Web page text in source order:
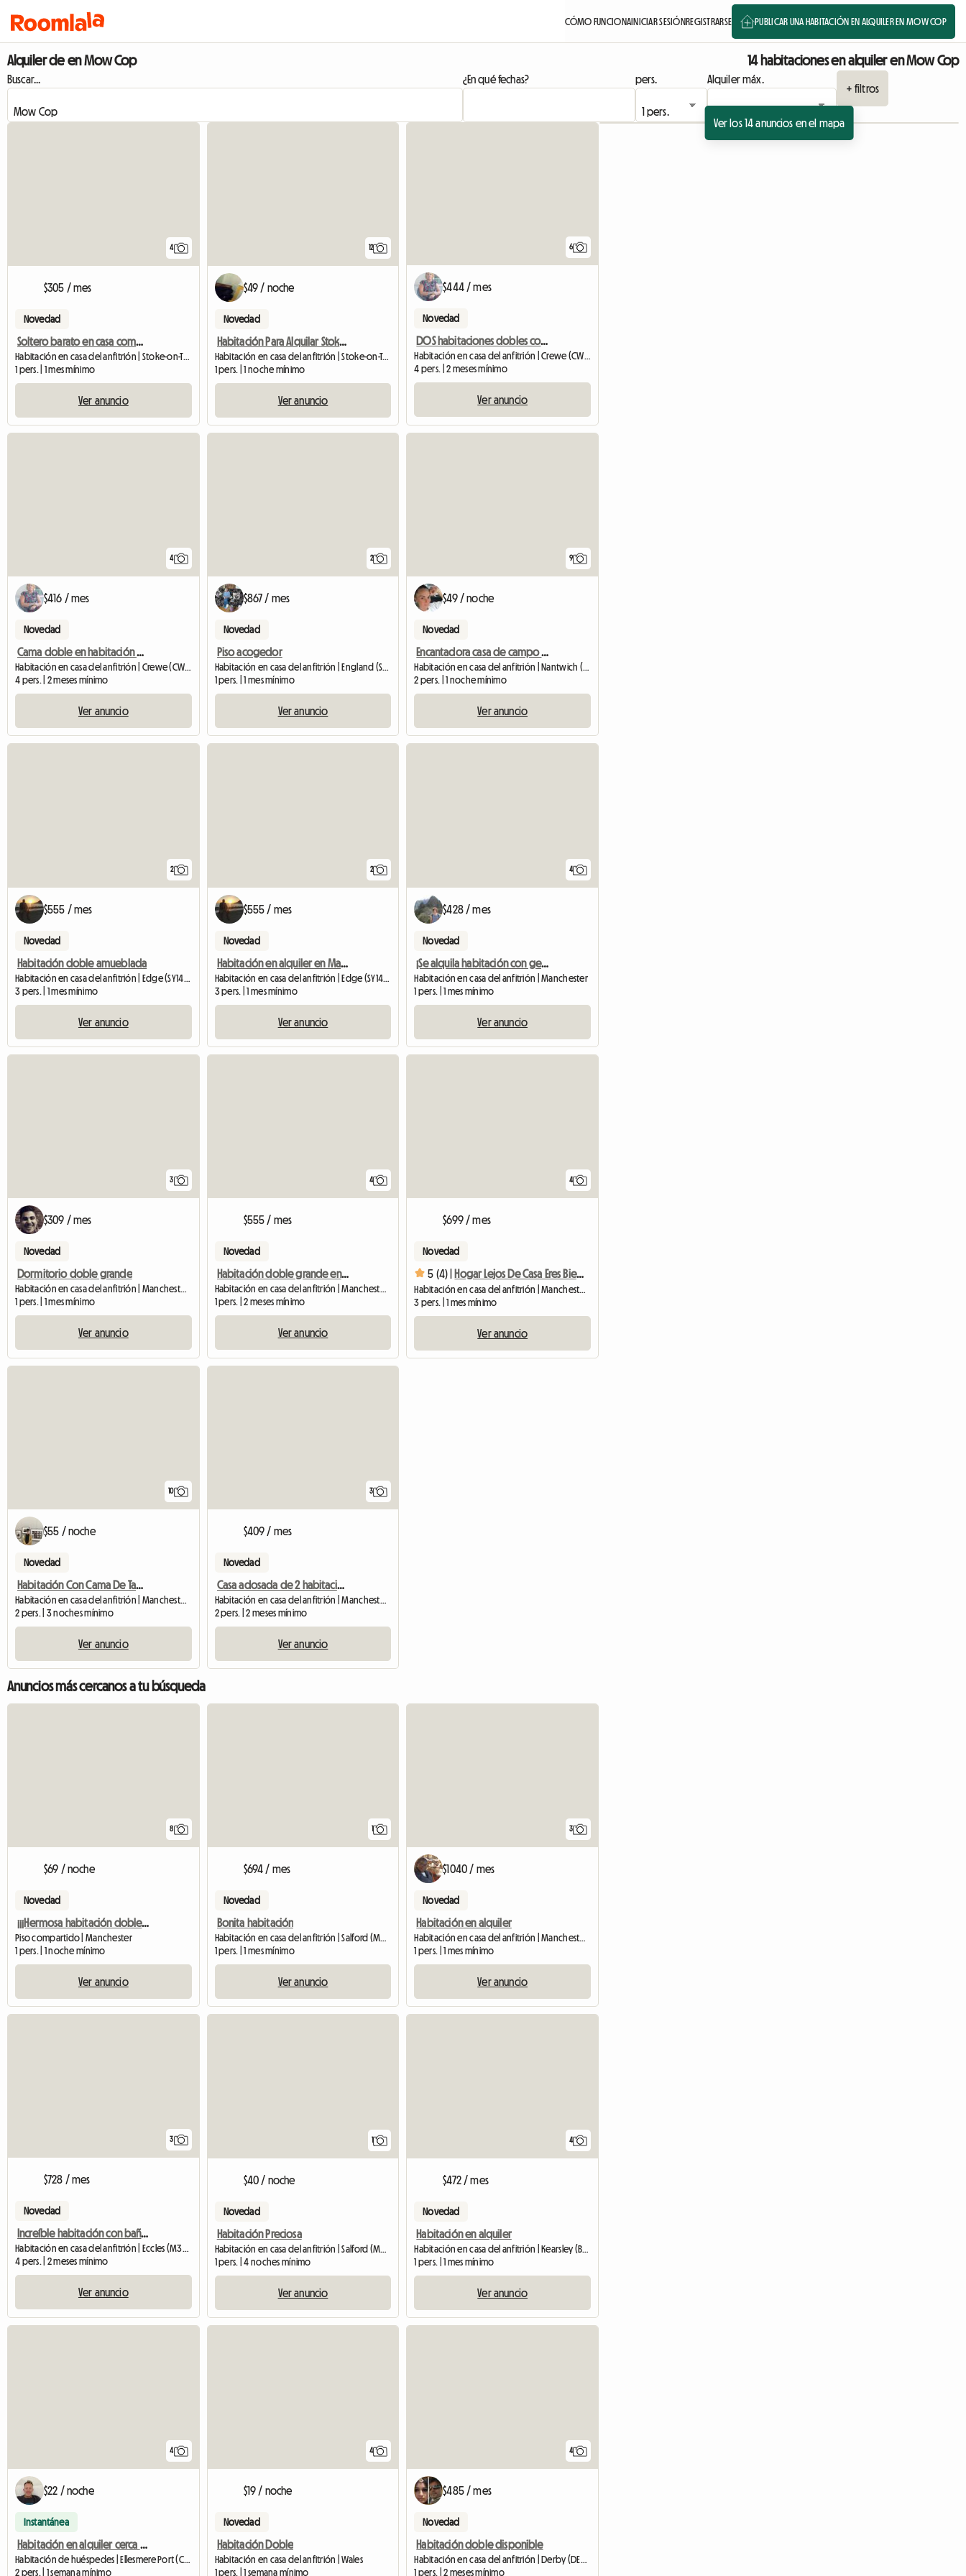
CÓMO FUNCIONAINICIAR SESIÓNREGISTRARSE PUBLICAR UNA HABITACIÓN EN ALQUILER EN MOW COP
Alquiler de en Mow Cop 14 habitaciones en alquiler en Mow Cop
Buscar... ¿En qué fechas? pers.
Alquiler máx.
+ filtros
Ver los 14 anuncios en el mapa
4
$305 / mes
Novedad
Soltero barato en casa compartida acogedora
Habitación en casa del anfitrión | Stoke-on-Trent (ST6 1LW)
1 pers. | 1 mes mínimo
Ver anuncio
12
$49 / noche
Novedad
Habitación Para Alquilar Stoke On Trent
Habitación en casa del anfitrión | Stoke-on-Trent (ST6 1HE)
1 pers. | 1 noche mínimo
Ver anuncio
6
$444 / mes
Novedad
DOS habitaciones dobles con TV de pantalla plana
Habitación en casa del anfitrión | Crewe (CW2 7HL)
4 pers. | 2 meses mínimo
Ver anuncio
4
$416 / mes
Novedad
Cama doble en habitación de uso individual.
Habitación en casa del anfitrión | Crewe (CW2 7HL)
4 pers. | 2 meses mínimo
Ver anuncio
2
$867 / mes
Novedad
Piso acogedor
Habitación en casa del anfitrión | England (SK9 7SP)
1 pers. | 1 mes mínimo
Ver anuncio
9
$49 / noche
Novedad
Encantadora casa de campo con carácter junto al canal
Habitación en casa del anfitrión | Nantwich (CW5 6BA)
2 pers. | 1 noche mínimo
Ver anuncio
2
$555 / mes
Novedad
Habitación doble amueblada
3 pers. | 1 mes mínimo
Ver anuncio
2
$555 / mes
Novedad
Habitación en alquiler en Malpas
3 pers. | 1 mes mínimo
Ver anuncio
4
$428 / mes
Novedad
¡Se alquila habitación con gente amable!
Habitación en casa del anfitrión | Manchester
1 pers. | 1 mes mínimo
Ver anuncio
3
$309 / mes
Novedad
Dormitorio doble grande
Habitación en casa del anfitrión | Manchester (M14 7PF)
1 pers. | 1 mes mínimo
Ver anuncio
4
$555 / mes
Novedad
Habitación doble grande en una zona tranquila
Habitación en casa del anfitrión | Manchester (M14 4EY)
1 pers. | 2 meses mínimo
Ver anuncio
4
$699 / mes
Novedad
5 (4) | Hogar Lejos De Casa Eres Bienvenido
Habitación en casa del anfitrión | Manchester (M16 7JQ)
3 pers. | 1 mes mínimo
Ver anuncio
10
$55 / noche
Novedad
Habitación Con Cama De Tamaño Mediano Disponible En Mi Casa
Habitación en casa del anfitrión | Manchester (M15 6LF) | 5 M2
2 pers. | 3 noches mínimo
Ver anuncio
3
$409 / mes
Novedad
Casa adosada de 2 habitaciones dobles
Habitación en casa del anfitrión | Manchester (M11 4WJ)
2 pers. | 2 meses mínimo
Ver anuncio
Anuncios más cercanos a tu búsqueda
8
$69 / noche
Novedad
¡¡¡Hermosa habitación doble para alquilar!!!
Piso compartido | Manchester
1 pers. | 1 noche mínimo
Ver anuncio
$694 / mes
Novedad
Bonita habitación
Habitación en casa del anfitrión | Salford (M3 7HB)
1 pers. | 1 mes mínimo
Ver anuncio
3
$1040 / mes
Novedad
Habitación en alquiler
Habitación en casa del anfitrión | Manchester (M40 7XF) | 12 M2
1 pers. | 1 mes mínimo
Ver anuncio
3
$728 / mes
Novedad
Increíble habitación con baño privado (sin cargo)
4 pers. | 2 meses mínimo
Ver anuncio
1
$40 / noche
Novedad
Habitación Preciosa
1 pers. | 4 noches mínimo
Ver anuncio
4
$472 / mes
Novedad
Habitación en alquiler
1 pers. | 1 mes mínimo
Ver anuncio
4
$22 / noche
Instantánea
Habitación en alquiler cerca de Stanlow
Habitación de huéspedes | Ellesmere Port (CH65 8AY) | 20 M2
2 pers. | 1 semana mínimo
4
$19 / noche
Novedad
Habitación Doble
Habitación en casa del anfitrión | Wales
1 pers. | 1 semana mínimo
4
$485 / mes
Novedad
Habitación doble disponible
Habitación en casa del anfitrión | Derby (DE23 1NB)
1 pers. | 2 meses mínimo